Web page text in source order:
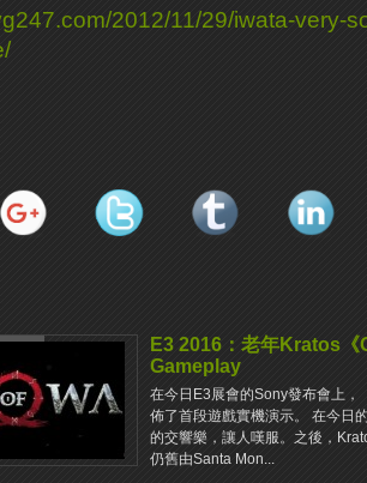
2012/11/29/iwata-very-
E3 2016：老年Kratos
Gameplay
在今日E3展會的Sony發布會上，
佈了首段遊戲實機演示。 在今日
的交響樂，讓人嘆服。之後，
仍舊由Santa Mon...